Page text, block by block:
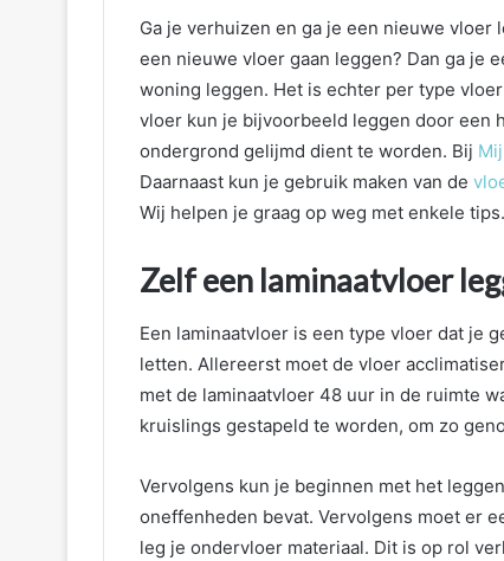
Ga je verhuizen en ga je een nieuwe
een nieuwe vloer gaan leggen? Dan ga je
woning leggen. Het is echter per type
vloer kun je bijvoorbeeld leggen door een
ondergrond gelijmd dient te worden. Bij
Daarnaast kun je gebruik maken van de
Wij helpen je graag op weg met enkele tips.
Zelf een laminaatvloer
Een laminaatvloer is een type vloer dat je
letten. Allereerst moet de vloer
met de laminaatvloer 48 uur in de ruimte
kruislings gestapeld te worden, om zo
Vervolgens kun je beginnen met het
oneffenheden bevat. Vervolgens moet er
leg je ondervloer materiaal. Dit is op rol